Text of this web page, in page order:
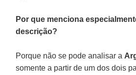
Por que menciona
descrição?
Porque não se pode analisar a
somente a partir de um dos dois